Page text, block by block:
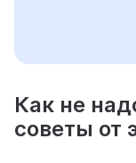
Как не
советы от